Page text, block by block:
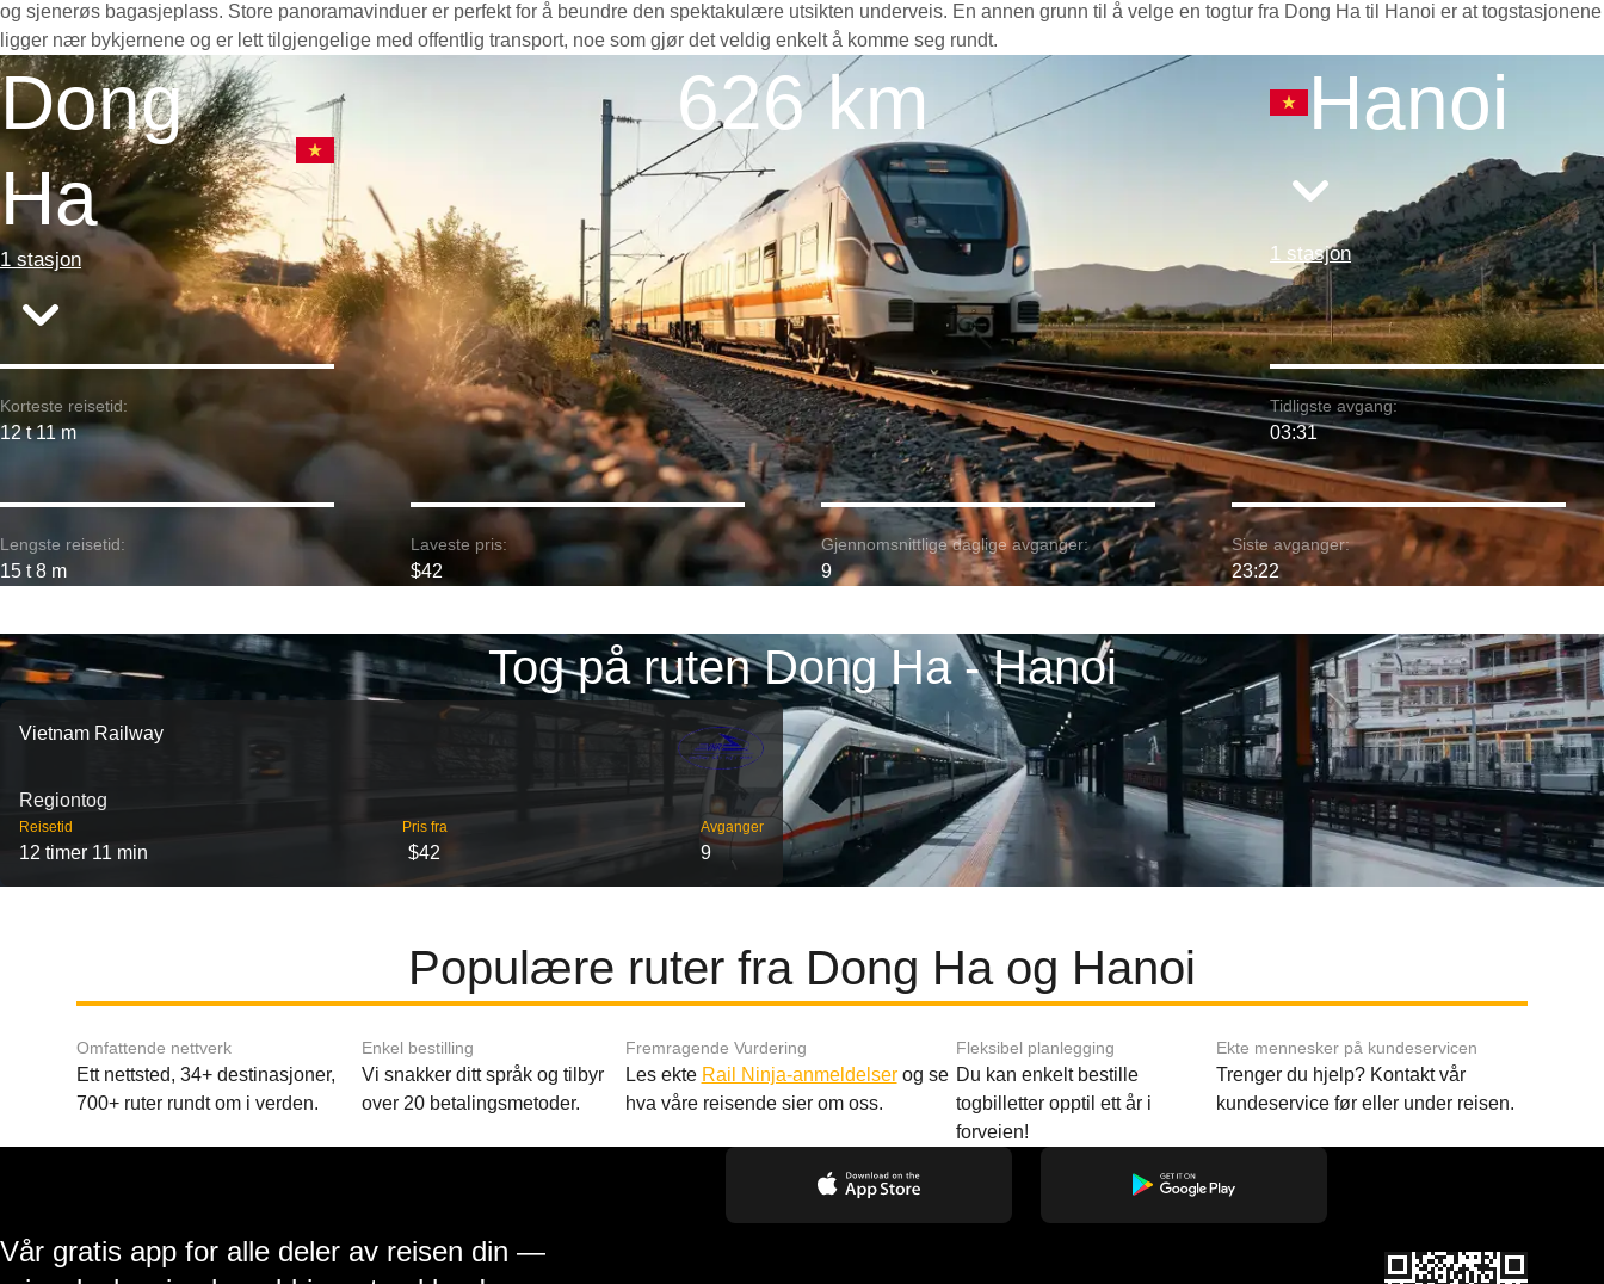
og sjenerøs bagasjeplass. Store panoramavinduer er perfekt for å beundre den spektakulære utsikten underveis. En annen grunn til å velge en togtur fra Dong Ha til Hanoi er at togstasjonene
ligger nær bykjernene og er lett tilgjengelige med offentlig transport, noe som gjør det veldig enkelt å komme seg rundt.
Dong
Ha
1 stasjon
626 km Hanoi
1 stasjon
Korteste reisetid:
12 t 11 m
Tidligste avgang:
03:31
Lengste reisetid:
15 t 8 m
Laveste pris:
$42
Gjennomsnittlige daglige avganger:
9
Siste avganger:
23:22
Tog på ruten Dong Ha - Hanoi
Vietnam Railway
Regiontog
Reisetid
12 timer 11 min
Pris fra
$42
Avganger
9
Populære ruter fra Dong Ha og Hanoi
Omfattende nettverk
Ett nettsted, 34+ destinasjoner,
700+ ruter rundt om i verden.
Enkel bestilling
Vi snakker ditt språk og tilbyr
over 20 betalingsmetoder.
Fremragende Vurdering
Les ekte Rail Ninja-anmeldelserog se
hva våre reisende sier om oss.
Fleksibel planlegging
Du kan enkelt bestille
togbilletter opptil ett år i
forveien!
Ekte mennesker på kundeservicen
Trenger du hjelp? Kontakt vår
kundeservice før eller under reisen.
Vår gratis app for alle deler av reisen din —